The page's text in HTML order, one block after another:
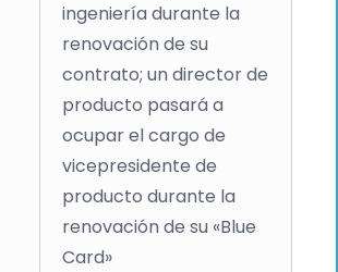
ingeniería durante la
renovación de su
contrato; un director de
producto pasará a
ocupar el cargo de
vicepresidente de
producto durante la
renovación de su «Blue
Card»